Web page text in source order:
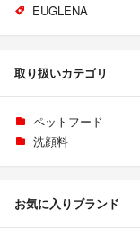
EUGLENA
取り扱いカテゴリ
ペットフード
洗顔料
お気に入りブランド